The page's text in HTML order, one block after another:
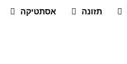
תזונה אסתטיקה